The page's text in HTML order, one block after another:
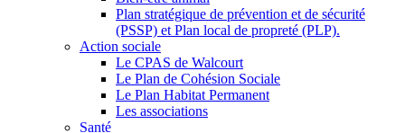
Plan stratégique de prévention et de sécurité
(PSSP) et Plan local de propreté (PLP).
Action sociale
Le CPAS de Walcourt
Le Plan de Cohésion Sociale
Le Plan Habitat Permanent
Les associations
Santé